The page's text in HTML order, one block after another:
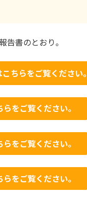
告書のとおり。
ちらをご覧ください。
をご覧ください。
をご覧ください。
をご覧ください。